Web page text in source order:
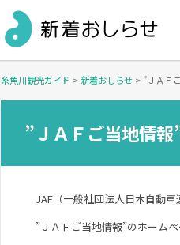
糸魚川観光ガイド >新着おしらせ > ”ＪＡＦ
”ＪＡＦご当地情
JAF（一般社団法人日本自動車
”ＪＡＦご当地情報”のホーム